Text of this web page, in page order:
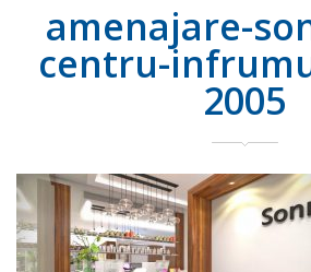
amenajare-
centru-
2005